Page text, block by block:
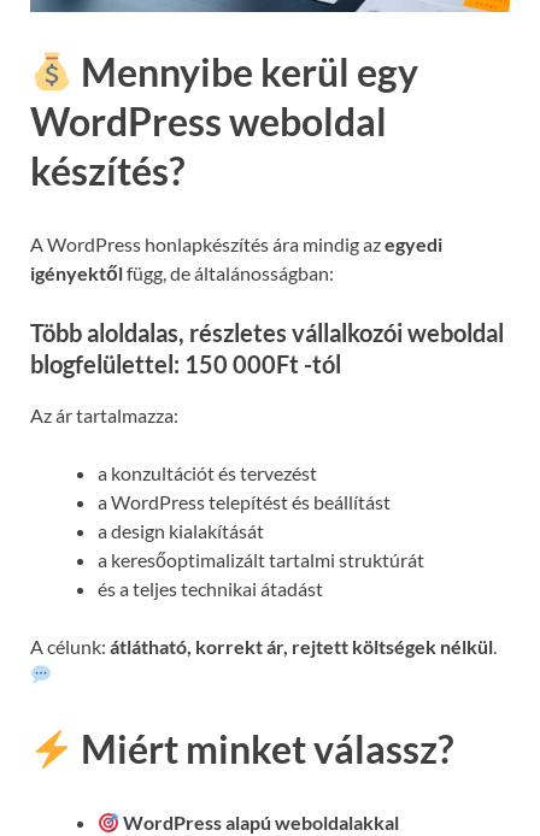
Mennyibe kerül egy
WordPress weboldal
készítés?
A WordPress honlapkészítés ára mindig azegyedi
igényektőlfügg, de általánosságban:
Több aloldalas, részletes vállalkozói weboldal
blogfelülettel: 150 000Ft -tól
Az ár tartalmazza:
a konzultációt és tervezést
a WordPress telepítést és beállítást
a design kialakítását
a keresőoptimalizált tartalmi struktúrát
és a teljes technikai átadást
A célunk: átlátható, korrekt ár, rejtett költségek nélkül
Miért minket válassz?
WordPress alapú weboldalakkal